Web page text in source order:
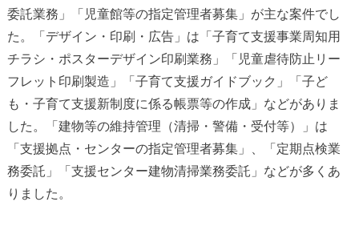
委託業務」「児童館等の指定管理者募集」が主な案件でし
た。「デザイン・印刷・広告」は「子育て支援事業周知用
チラシ・ポスターデザイン印刷業務」「児童虐待防止リー
フレット印刷製造」「子育て支援ガイドブック」「子ど
も・子育て支援新制度に係る帳票等の作成」などがありま
した。「建物等の維持管理（清掃・警備・受付等）」は
「支援拠点・センターの指定管理者募集」、「定期点検業
務委託」「支援センター建物清掃業務委託」などが多くあ
りました。